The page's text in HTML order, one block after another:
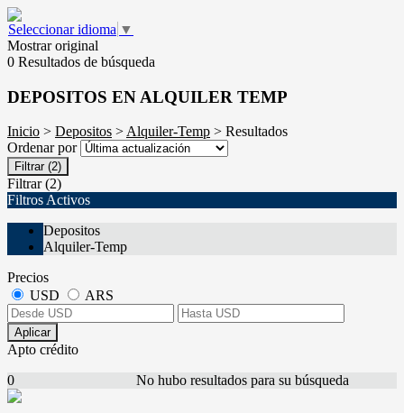
Seleccionar idioma ▼
Mostrar original
0 Resultados de búsqueda
DEPOSITOS EN ALQUILER TEMP
Inicio > Depositos >Alquiler-Temp > Resultados
Ordenar por
Filtrar (2)
Filtrar (2)
Filtros Activos
Depositos
Alquiler-Temp
Precios
USD
ARS
Aplicar
Apto crédito
No hubo resultados para su búsqueda
0